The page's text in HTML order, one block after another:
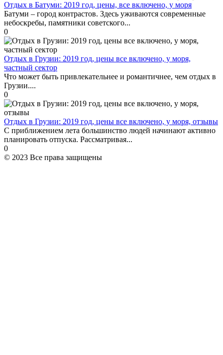
Отдых в Батуми: 2019 год, цены, все включено, у моря
Батуми – город контрастов. Здесь уживаются современные
небоскребы, памятники советского...
0
Отдых в Грузии: 2019 год, цены все включено, у моря,
частный сектор
Что может быть привлекательнее и романтичнее, чем отдых в
Грузии....
0
Отдых в Грузии: 2019 год, цены все включено, у моря, отзывы
С приближением лета большинство людей начинают активно
планировать отпуска. Рассматривая...
0
© 2023 Все права защищены